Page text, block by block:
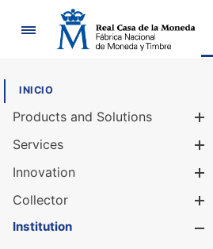
Navigation
INICIO
Products and Solutions
Services
Innovation
Collector
Institution